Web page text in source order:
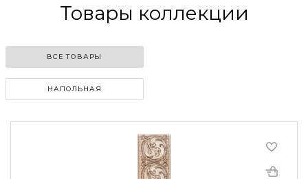
Товары коллекции
ВСЕ ТОВАРЫ
НАПОЛЬНАЯ